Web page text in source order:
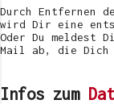
e
n
Durch Entfernen
wird Dir eine
Oder Du meldest
Mail ab, die Dich
Infos zum